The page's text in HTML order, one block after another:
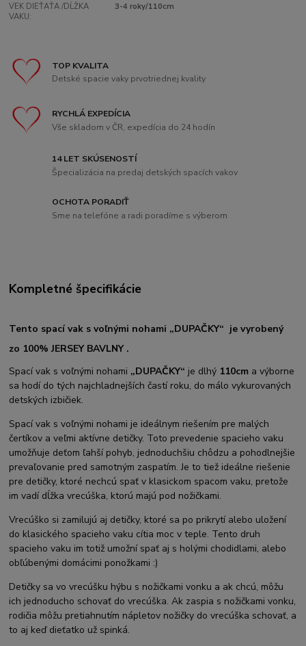
VEK DIEŤAŤA /DĹŽKA
VAKU:
3-4 roky/110cm
TOP KVALITA
Detské spacie vaky prvotriednej kvality
RYCHLÁ EXPEDÍCIA
Vše skladom v ČR, expedícia do 24 hodín
14 LET SKÚSENOSTÍ
Špecializácia na predaj detských spacích vakov
OCHOTA PORADIŤ
Sme na telefóne a radi poradíme s výberom
Kompletné špecifikácie
Tento spací vak s voľnými nohami „DUPAČKY“ je vyrobený
zo 100% JERSEY BAVLNY .
Spací vak s voľnými nohami „DUPAČKY“ je dlhý 110cm a výborne
sa hodí do tých najchladnejších častí roku, do málo vykurovaných
detských izbičiek.
Spací vak s voľnými nohami je ideálnym riešením pre malých
čertíkov a veľmi aktívne detičky. Toto prevedenie spacieho vaku
umožňuje deťom ľahší pohyb, jednoduchšiu chôdzu a pohodlnejšie
prevaľovanie pred samotným zaspatím. Je to tiež ideálne riešenie
pre detičky, ktoré nechcú spať v klasickom spacom vaku, pretože
im vadí dĺžka vrecúška, ktorú majú pod nožičkami.
Vrecúško si zamilujú aj detičky, ktoré sa po prikrytí alebo uložení
do klasického spacieho vaku cítia moc v teple. Tento druh
spacieho vaku im totiž umožní spať aj s holými chodidlami, alebo
obľúbenými domácimi ponožkami :)
Detičky sa vo vrecúšku hýbu s nožičkami vonku a ak chcú, môžu
ich jednoducho schovať do vrecúška. Ak zaspia s nožičkami vonku,
rodičia môžu pretiahnutím nápletov nožičky do vrecúška schovať, a
to aj keď dieťatko už spinká.